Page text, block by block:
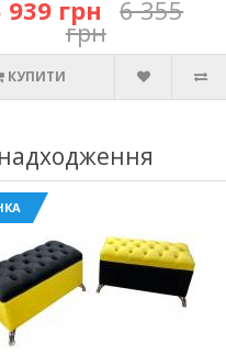
939 грн 6 355
грн
КУПИТИ